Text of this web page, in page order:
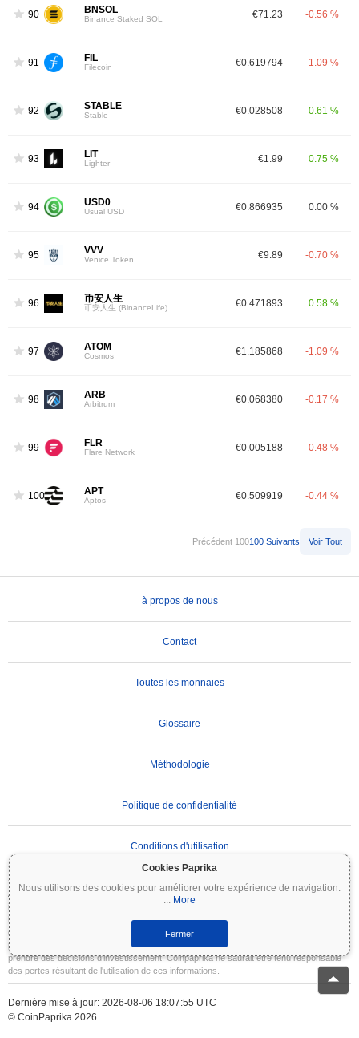
Cookies Paprika
Nous utilisons des cookies pour améliorer votre expérience de navigation.
... More
Fermer
90 BNSOL
Binance Staked SOL €71.23 -0.56 %
91 FIL
Filecoin €0.619794 -1.09 %
92 STABLE
Stable €0.028508 0.61 %
93 LIT
Lighter €1.99 0.75 %
94 USD0
Usual USD €0.866935 0.00 %
95 VVV
Venice Token €9.89 -0.70 %
96 币安人生
币安人生 (BinanceLife) €0.471893 0.58 %
97 ATOM
Cosmos €1.185868 -1.09 %
98 ARB
Arbitrum €0.068380 -0.17 %
99 FLR
Flare Network €0.005188 -0.48 %
100 APT
Aptos €0.509919 -0.44 %
Précédent 100100 Suivants Voir Tout
à propos de nous
Contact
Toutes les monnaies
Glossaire
Méthodologie
Politique de confidentialité
Conditions d'utilisation
AVIS IMPORTANT :Les cryptomonnaies sont très volatiles et comportent des risques
importants. Vous pouvez perdre une partie ou la totalité de votre investissement. Toutes
les informations sur Coinpaprika sont fournies à titre informatif uniquement et ne
constituent pas des conseils financiers ou d'investissement. Effectuez toujours vos
propres recherches (DYOR) et consultez un conseiller financier qualifié avant de
prendre des décisions d'investissement. Coinpaprika ne saurait être tenu responsable
des pertes résultant de l'utilisation de ces informations.
Dernière mise à jour: 2026-08-06 18:07:55 UTC
© CoinPaprika 2026